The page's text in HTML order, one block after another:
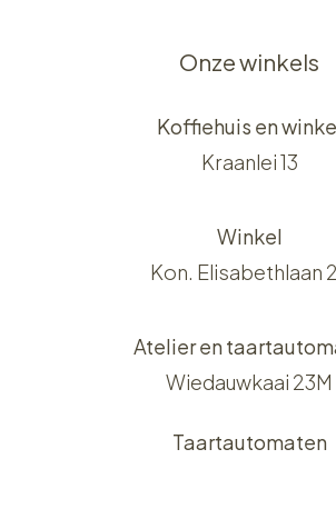
Onze winkels
Koffiehuis en
Kraanlei 13
Winkel
Kon. Elisabethlaan
Atelier en
Wiedauwkaai 23M
Taartautomaten